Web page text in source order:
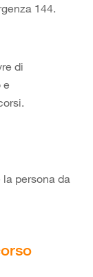
144.
di
e
persona da